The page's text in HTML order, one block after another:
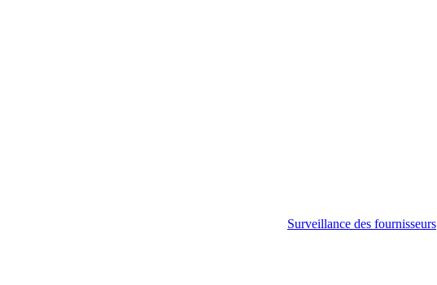
Surveillance des fournisseurs